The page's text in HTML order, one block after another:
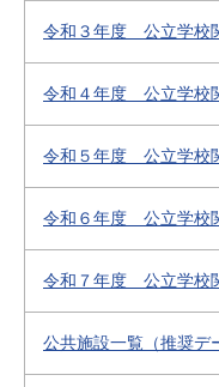
令和３年度 公立学校
令和４年度 公立学校
令和５年度 公立学校
令和６年度 公立学校
令和７年度 公立学校
公共施設一覧（推奨デ